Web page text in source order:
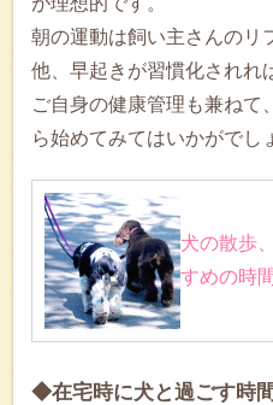
朝の運動は飼い主さんのリ
他、早起きが習慣化されれ
ご自身の健康管理も兼ねて
ら始めてみてはいかがでし
犬の散歩
すめの時
◆在宅時に犬と過ごす時